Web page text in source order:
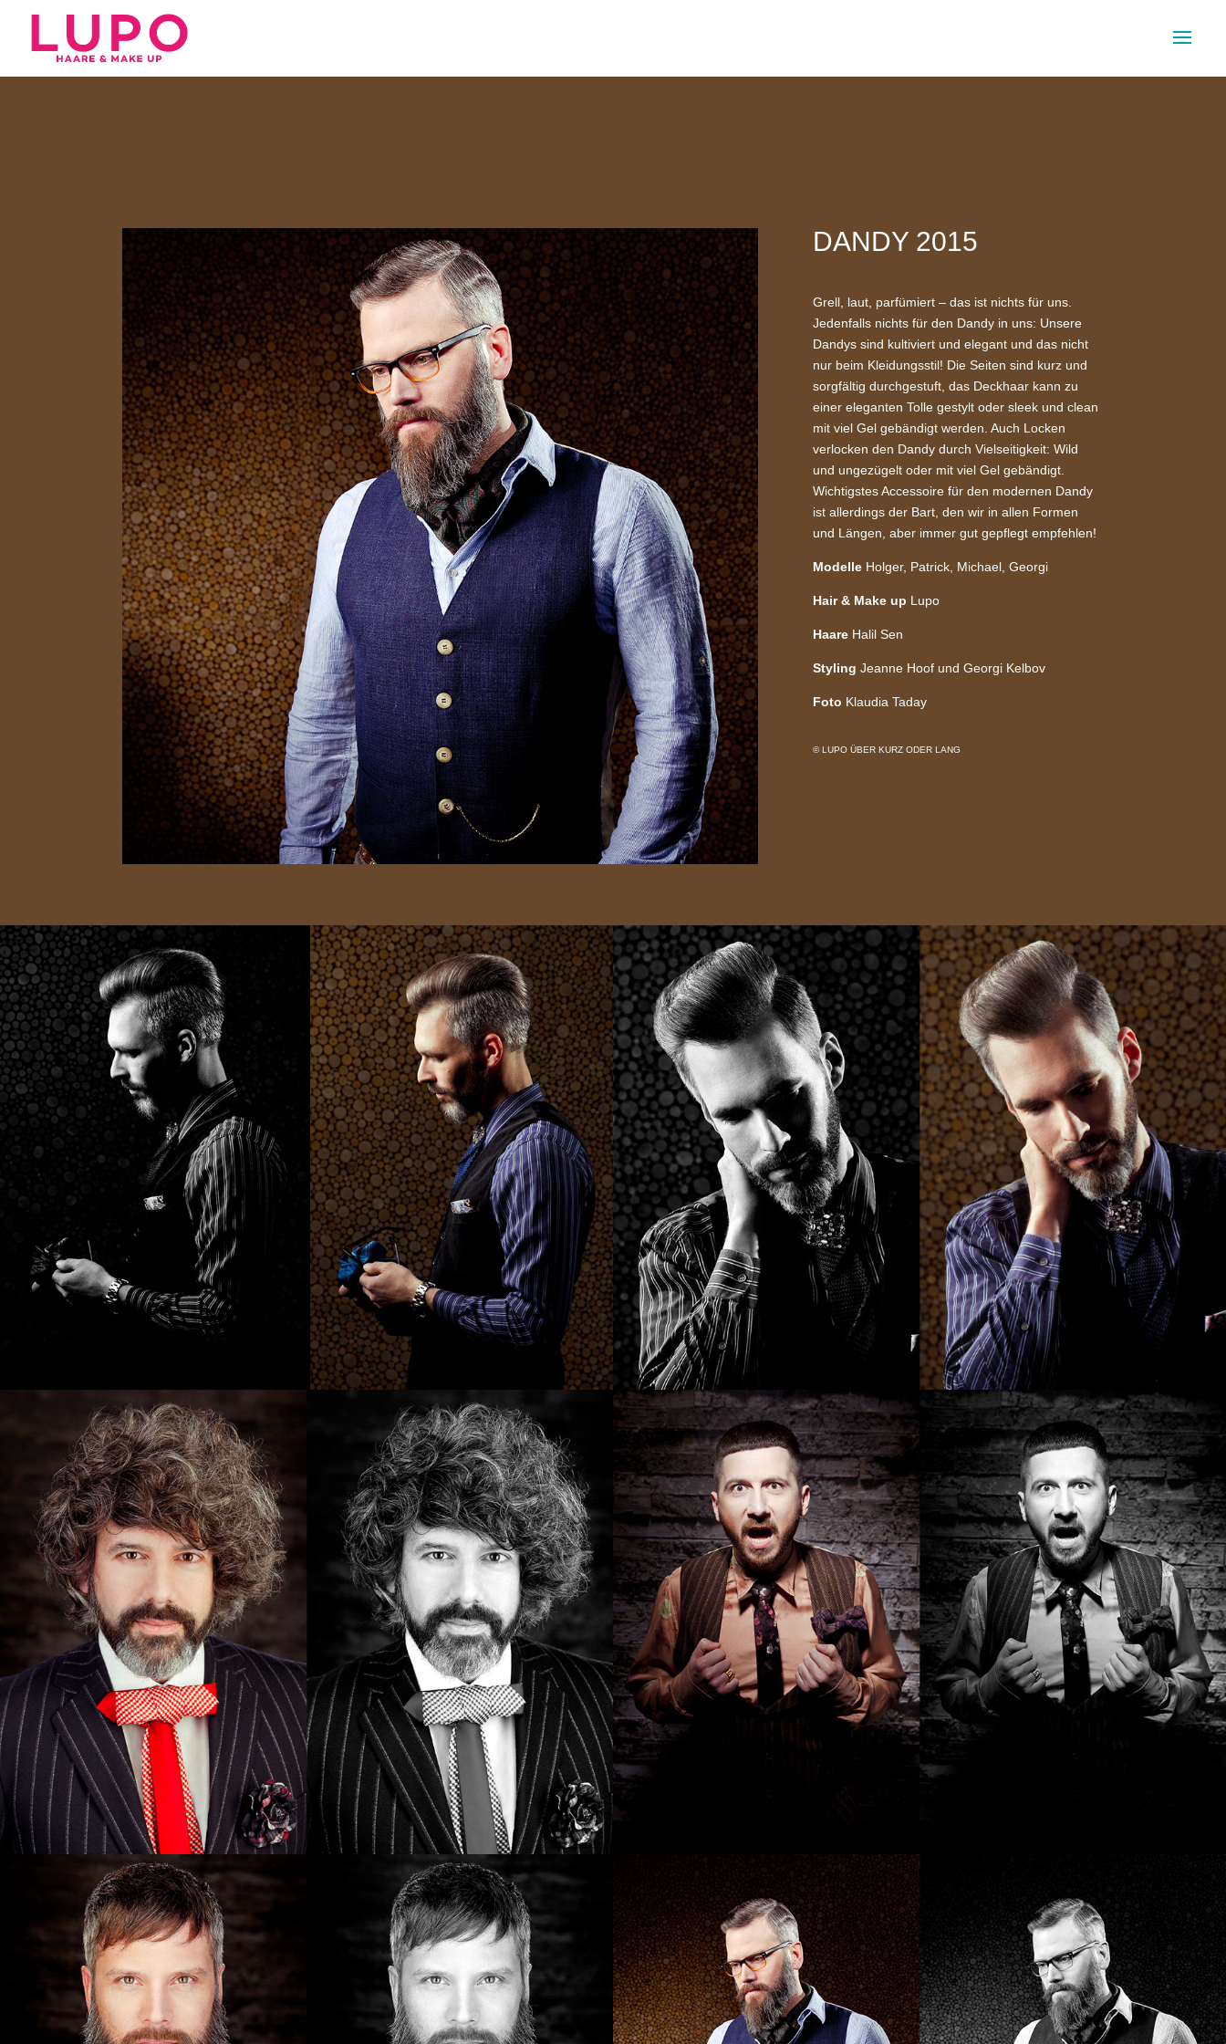
DANDY 2015
Grell, laut, parfümiert – das ist nichts für uns.
Jedenfalls nichts für den Dandy in uns: Unsere
Dandys sind kultiviert und elegant und das nicht
nur beim Kleidungsstil! Die Seiten sind kurz und
sorgfältig durchgestuft, das Deckhaar kann zu
einer eleganten Tolle gestylt oder sleek und clean
mit viel Gel gebändigt werden. Auch Locken
verlocken den Dandy durch Vielseitigkeit: Wild
und ungezügelt oder mit viel Gel gebändigt.
Wichtigstes Accessoire für den modernen Dandy
ist allerdings der Bart, den wir in allen Formen
und Längen, aber immer gut gepflegt empfehlen!
Modelle Holger, Patrick, Michael, Georgi
Hair & Make up Lupo
Haare Halil Sen
Styling Jeanne Hoof und Georgi Kelbov
Foto Klaudia Taday
© LUPO ÜBER KURZ ODER LANG